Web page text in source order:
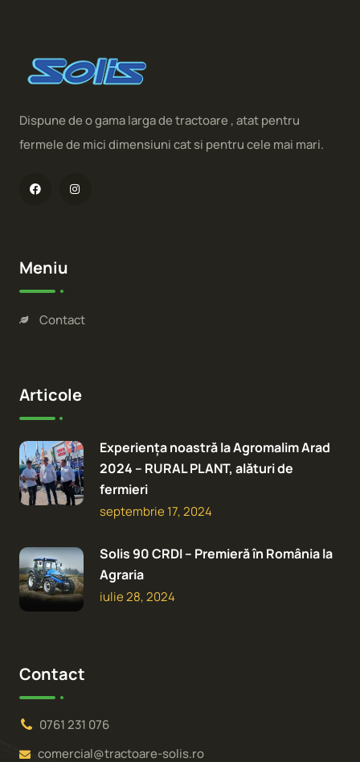
Dispune de o gama larga de tractoare , atat pentru
fermele de mici dimensiuni cat si pentru cele mai mari.
Meniu
Contact
Articole
Experiența noastră la Agromalim Arad
2024 – RURAL PLANT, alături de
fermieri
septembrie 17, 2024
Solis 90 CRDI – Premieră în România la
Agraria
iulie 28, 2024
Contact
0761 231 076
comercial@tractoare-solis.ro